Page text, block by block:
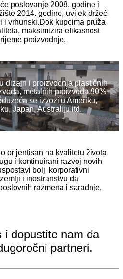
poslovanje 2008. godine i
2014. godine, uvijek držeći
i vrhunski.Dok kupcima pruža
maksimizira efikasnost
proizvodnje.
dizajn i proizvodnja plastičnih
metalnih proizvoda.90%
se izvozi u Ameriku,
Japan, Australiju itd.
orijentisan na kvalitetu života
i kontinuirani razvoj novih
bolji korporativni
i inostranstvu da
razmena i saradnje,
i dopustite nam da
partneri.